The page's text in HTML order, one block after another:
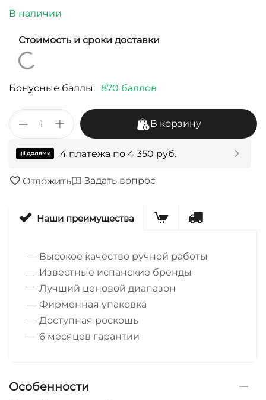
В наличии
Стоимость и сроки доставки
Бонусные баллы: 870 баллов
+
− В корзину
4 платежа по 4 350 руб.
Отложить Задать вопрос
Наши преимущества
— Высокое качество ручной работы
— Известные испанские бренды
— Лучший ценовой диапазон
— Фирменная упаковка
— Доступная роскошь
— 6 месяцев гарантии
Особенности